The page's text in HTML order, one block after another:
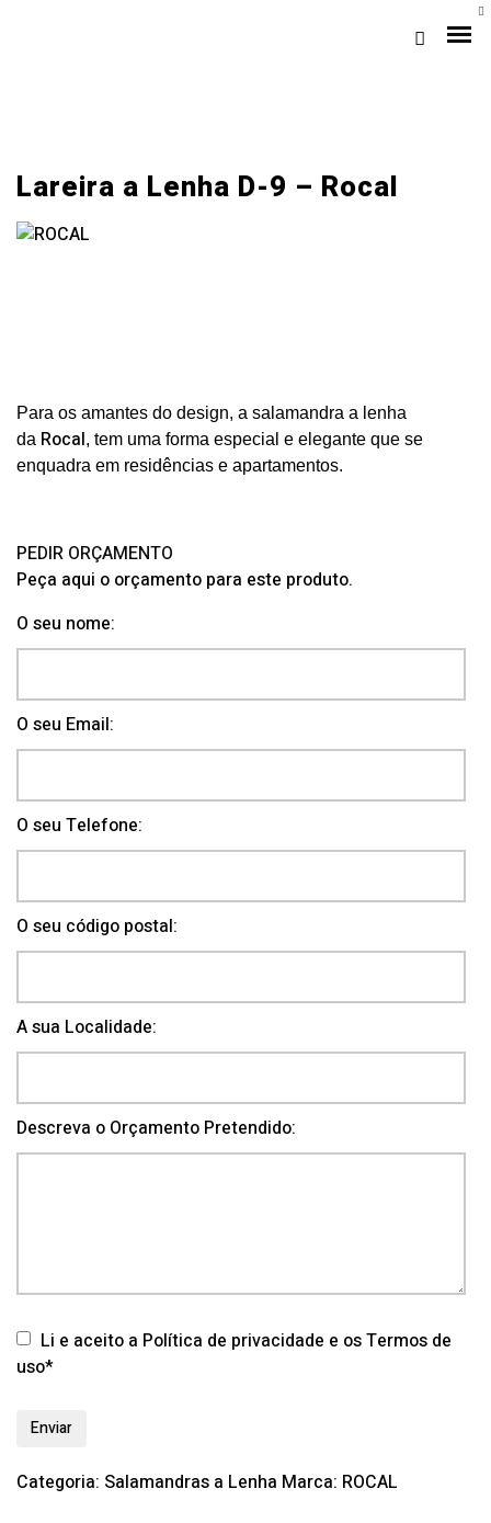
Assistência
Pós-venda
Lareira a Lenha D-9 – Rocal
Para os amantes do design, a salamandra a lenha
da Rocal, tem uma forma especial e elegante que se
enquadra em residências e apartamentos.
PEDIR ORÇAMENTO
Peça aqui o orçamento para este produto.
O seu nome:
O seu Email:
O seu Telefone:
O seu código postal:
A sua Localidade:
Descreva o Orçamento Pretendido:
Li e aceito a Política de privacidade e os Termos de
uso*
Categoria: Salamandras a Lenha Marca: ROCAL